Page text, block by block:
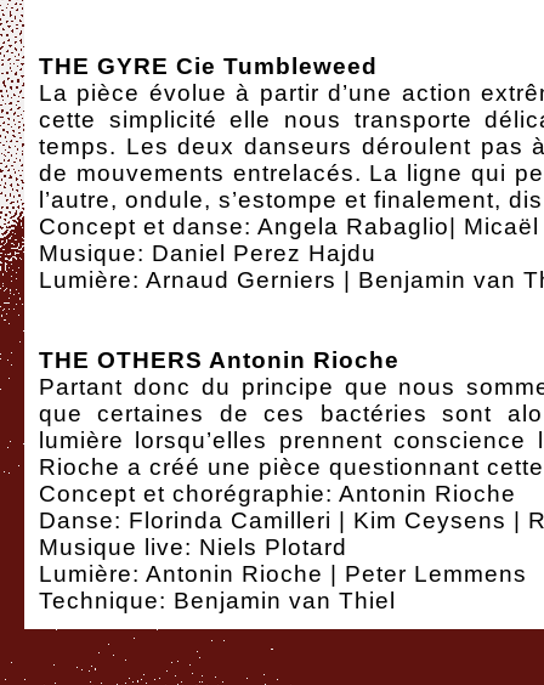
THE GYRE Cie Tumbleweed
La pièce évolue à partir d’une action
cette simplicité elle nous transporte
temps. Les deux danseurs déroulent pas
de mouvements entrelacés. La ligne qui
l’autre, ondule, s’estompe et finalement,
Concept et danse: Angela Rabaglio|
Musique: Daniel Perez Hajdu
Lumière: Arnaud Gerniers | Benjamin van
THE OTHERS Antonin Rioche
Partant donc du principe que nous
que certaines de ces bactéries sont
lumière lorsqu’elles prennent
Rioche a créé une pièce questionnant
Concept et chorégraphie: Antonin Rioche
Danse: Florinda Camilleri | Kim Ceysens |
Musique live: Niels Plotard
Lumière: Antonin Rioche | Peter Lemmens
Technique: Benjamin van Thiel